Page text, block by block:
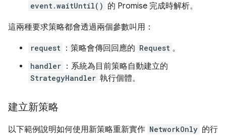
event.waitUntil() 的 Promise 完成時解析。
這兩種要求策略都會透過兩個參數叫用：
request ：策略會傳回回應的 Request 。
handler ：系統為目前策略自動建立的
StrategyHandler 執行個體。
建立新策略
以下範例說明如何使用新策略重新實作 NetworkOnly 的行